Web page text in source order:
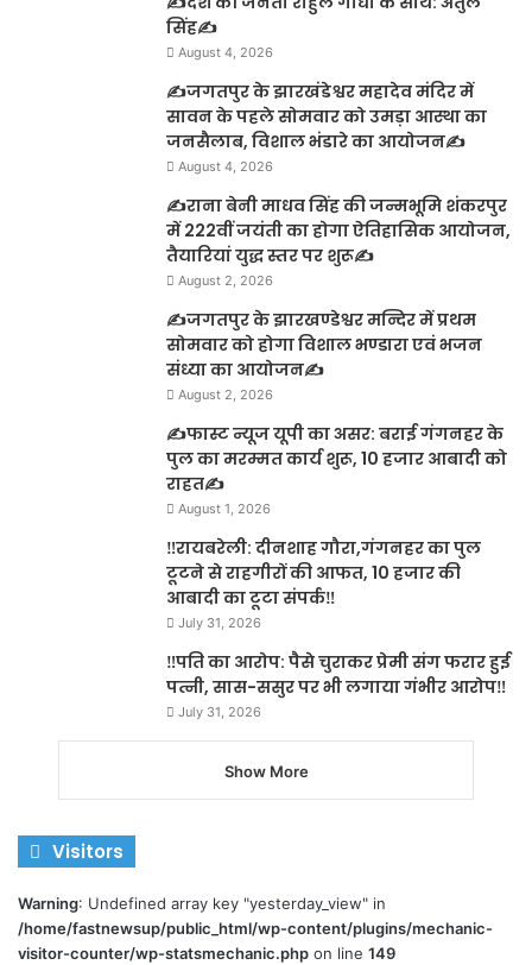
सिंह✍️
August 4, 2026
✍️जगतपुर के झारखंडेश्वर महादेव मंदिर में
सावन के पहले सोमवार को उमड़ा आस्था का
जनसैलाब, विशाल भंडारे का आयोजन✍️
August 4, 2026
✍️राना बेनी माधव सिंह की जन्मभूमि शंकरपुर
में 222वीं जयंती का होगा ऐतिहासिक आयोजन,
तैयारियां युद्ध स्तर पर शुरू✍️
August 2, 2026
✍️जगतपुर के झारखण्डेश्वर मन्दिर में प्रथम
सोमवार को होगा विशाल भण्डारा एवं भजन
संध्या का आयोजन✍️
August 2, 2026
✍️फास्ट न्यूज यूपी का असर: बराई गंगनहर के
पुल का मरम्मत कार्य शुरू, 10 हजार आबादी को
राहत✍️
August 1, 2026
‼️रायबरेली: दीनशाह गौरा,गंगनहर का पुल
टूटने से राहगीरों की आफत, 10 हजार की
आबादी का टूटा संपर्क‼️
July 31, 2026
‼️पति का आरोप: पैसे चुराकर प्रेमी संग फरार हुई
पत्नी, सास-ससुर पर भी लगाया गंभीर आरोप‼️
July 31, 2026
Show More
Visitors
Warning: Undefined array key "yesterday_view" in
/home/fastnewsup/public_html/wp-content/plugins/mechanic-
visitor-counter/wp-statsmechanic.php on line 149